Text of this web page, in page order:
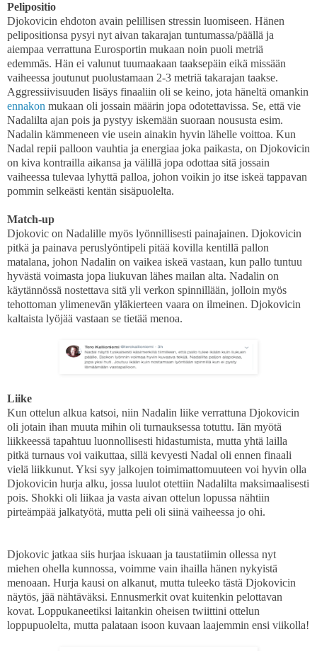
Pelipositio
Djokovicin ehdoton avain pelillisen stressin luomiseen. Hänen
pelipositionsa pysyi nyt aivan takarajan tuntumassa/päällä ja
aiempaa verrattuna Eurosportin mukaan noin puoli metriä
edemmäs. Hän ei valunut tuumaakaan taaksepäin eikä missään
vaiheessa joutunut puolustamaan 2-3 metriä takarajan taakse.
Aggressiivisuuden lisäys finaaliin oli se keino, jota häneltä omankin
ennakon mukaan oli jossain määrin jopa odotettavissa. Se, että vie
Nadalilta ajan pois ja pystyy iskemään suoraan noususta esim.
Nadalin kämmeneen vie usein ainakin hyvin lähelle voittoa. Kun
Nadal repii palloon vauhtia ja energiaa joka paikasta, on Djokovicin
on kiva kontrailla aikansa ja välillä jopa odottaa sitä jossain
vaiheessa tulevaa lyhyttä palloa, johon voikin jo itse iskeä tappavan
pommin selkeästi kentän sisäpuolelta.
Match-up
Djokovic on Nadalille myös lyönnillisesti painajainen. Djokovicin
pitkä ja painava peruslyöntipeli pitää kovilla kentillä pallon
matalana, johon Nadalin on vaikea iskeä vastaan, kun pallo tuntuu
hyvästä voimasta jopa liukuvan lähes mailan alta. Nadalin on
käytännössä nostettava sitä yli verkon spinnillään, jolloin myös
tehottoman ylimenevän yläkierteen vaara on ilmeinen. Djokovicin
kaltaista lyöjää vastaan se tietää menoa.
Liike
Kun ottelun alkua katsoi, niin Nadalin liike verrattuna Djokovicin
oli jotain ihan muuta mihin oli turnauksessa totuttu. Iän myötä
liikkeessä tapahtuu luonnollisesti hidastumista, mutta yhtä lailla
pitkä turnaus voi vaikuttaa, sillä kevyesti Nadal oli ennen finaali
vielä liikkunut. Yksi syy jalkojen toimimattomuuteen voi hyvin olla
Djokovicin hurja alku, jossa luulot otettiin Nadalilta maksimaalisesti
pois. Shokki oli liikaa ja vasta aivan ottelun lopussa nähtiin
pirteämpää jalkatyötä, mutta peli oli siinä vaiheessa jo ohi.
Djokovic jatkaa siis hurjaa iskuaan ja taustatiimin ollessa nyt
miehen ohella kunnossa, voimme vain ihailla hänen nykyistä
menoaan. Hurja kausi on alkanut, mutta tuleeko tästä Djokovicin
näytös, jää nähtäväksi. Ennusmerkit ovat kuitenkin pelottavan
kovat. Loppukaneetiksi laitankin oheisen twiittini ottelun
loppupuolelta, mutta palataan isoon kuvaan laajemmin ensi viikolla!